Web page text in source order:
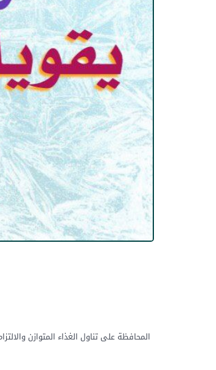
المحافظة على تناول الغذاء المتوازن